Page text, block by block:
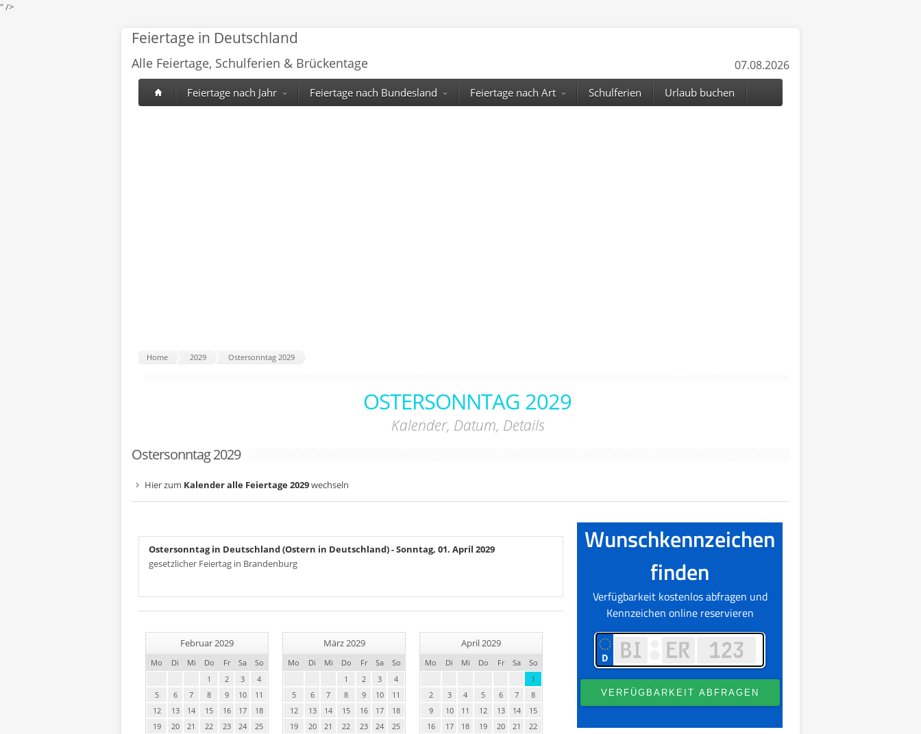
" />
Feiertage in Deutschland
Alle Feiertage, Schulferien & Brückentage 07.08.2026
Feiertage nach Jahr Feiertage nach Bundesland Feiertage nach Art Schulferien Urlaub buchen
Home 2029 Ostersonntag 2029
OSTERSONNTAG 2029
Kalender, Datum, Details
Ostersonntag 2029
Hier zum Kalender alle Feiertage 2029wechseln
Ostersonntag in Deutschland (Ostern in Deutschland)- Sonntag, 01. April 2029
gesetzlicher Feiertag in Brandenburg
Februar 2029
Mo Di Mi Do Fr Sa
So
1
2 3
4
5
6 7 8 9 10
11
12
13 14 15 16 17
18
19
20 21 22 23 24
25
März 2029
Mo Di Mi Do Fr Sa
So
1
2 3
4
5
6 7 8 9 10
11
12
13 14 15 16 17
18
19
20 21 22 23 24
25
April 2029
Mo Di Mi Do Fr Sa
So
1
2
3 4 5 6 7
8
9
10 11 12 13 14
15
16
17 18 19 20 21
22